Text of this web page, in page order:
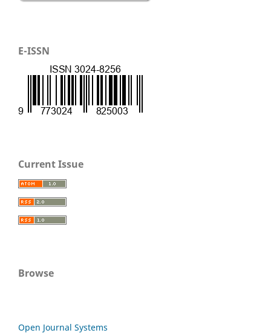
E-ISSN
Current Issue
Browse
Open Journal Systems